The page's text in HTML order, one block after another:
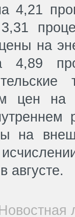
4,21
на
4,89
цен
на
августе.